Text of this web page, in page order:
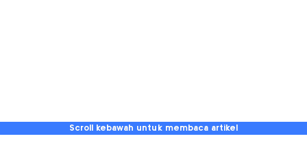
Scroll kebawah untuk membaca artikel